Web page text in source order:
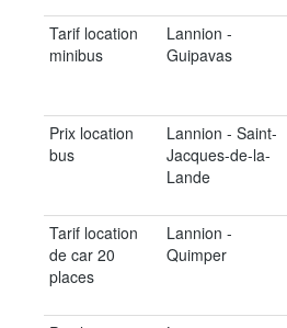
Tarif location
minibus
Lannion -
Guipavas
Prix location
bus
Lannion - Saint-
Jacques-de-la-
Lande
Tarif location
de car 20
places
Lannion -
Quimper